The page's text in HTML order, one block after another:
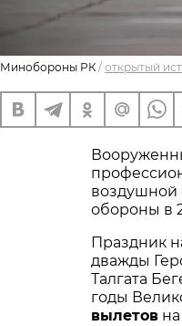
Минобороны РК / открытый
воздушной
обороны в
Праздник
дважды
Талгата
годы
вылетов